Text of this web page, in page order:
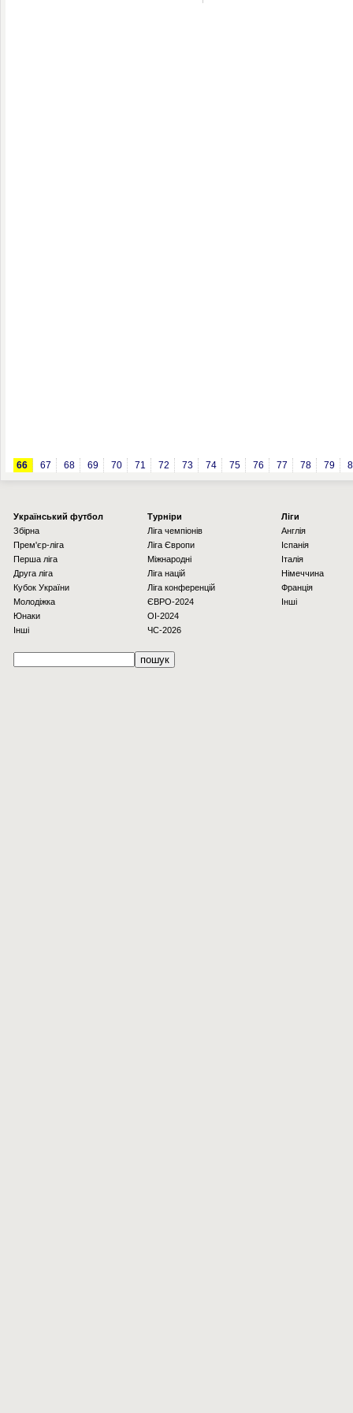
66 67 68 69 70 71 72 73 74 75 76 77 78 79
Українcький футбол
Збірна
Прем'єр-ліга
Перша ліга
Друга ліга
Кубок України
Молодіжка
Юнаки
Інші
Турніри
Ліга чемпіонів
Ліга Європи
Міжнародні
Ліга націй
Ліга конференцій
ЄВРО-2024
OI-2024
ЧС-2026
Ліги
Англія
Іспанія
Італія
Німеччина
Франція
Інші